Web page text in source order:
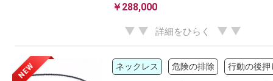
￥288,000
詳細をひらく
NEW ネックレス 危険の排除 行動の後押